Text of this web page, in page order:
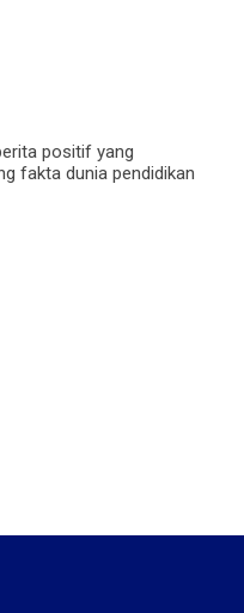
positif yang
fakta dunia pendidikan